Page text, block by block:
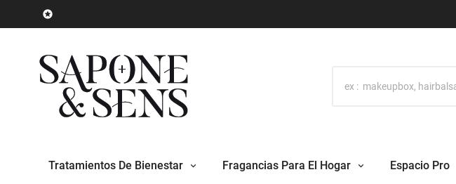

Tratamientos De Bienestar Fragancias Para El Hogar Espacio Pro